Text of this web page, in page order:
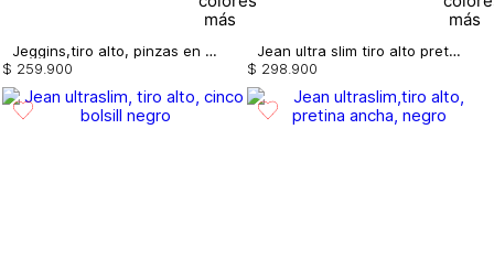
Jeggins,tiro alto, pinzas en delantero,
$ 259 900
Jean ultra slim tiro alto pretina ancha,
$ 298 900